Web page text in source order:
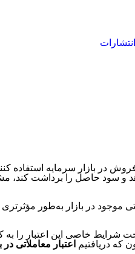
انتشارات
در بازار سرمایه استفاده
و سود حاصل را برداشت کند،
موجود در بازار به‌طور
خاصی این اعتبار را به
که دریافتیم
اعتبار معاملاتی در